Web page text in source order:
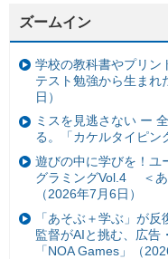
ズームイン
学校の教科書やプリン
テスト勉強から生まれ
日）
ミスを見逃さない ー
る。「カケルタイピン
遊びの中に学びを！ユ
グラミングVol.4 ＜あ
（2026年7月6日）
「あそぶ＋学ぶ」が
監督がAIと挑む、広告
「NOA Games」（